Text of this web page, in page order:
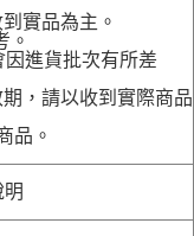
實品為主。
。
進貨批次有所差
，請以收到實際商品
品。